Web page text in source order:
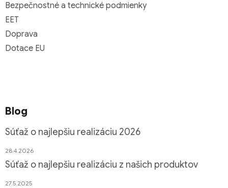
Bezpečnostné a technické podmienky
EET
Doprava
Dotace EU
Blog
Súťaž o najlepšiu realizáciu 2026
28.4.2026
Súťaž o najlepšiu realizáciu z našich produktov
27.5.2025